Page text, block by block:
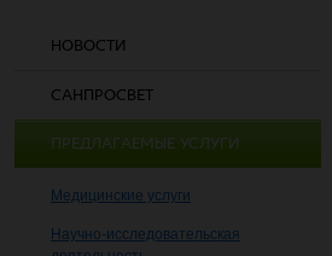
НОВОСТИ
САНПРОСВЕТ
ПРЕДЛАГАЕМЫЕ УСЛУГИ
Медицинские услуги
Научно-исследовательская